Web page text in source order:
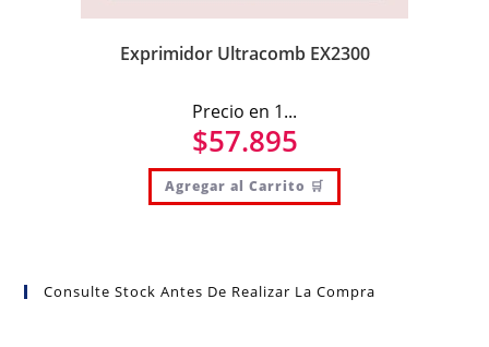
Exprimidor Ultracomb EX2300
Precio en 1...
$57.895
Agregar al Carrito 🛒
Consulte Stock Antes De Realizar La Compra